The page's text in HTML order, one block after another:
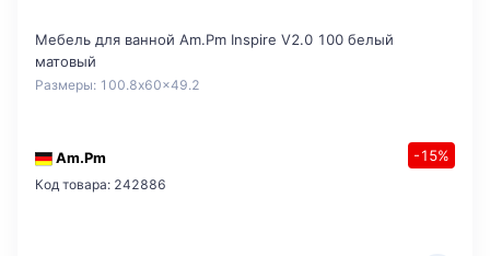
Мебель для ванной Am.Pm Inspire V2.0 100 белый
матовый
Размеры: 100.8x60x49.2
Am.Pm -15%
Код товара: 242886